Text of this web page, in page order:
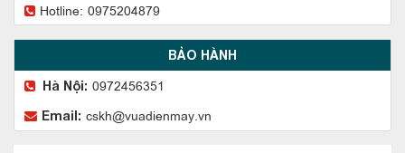
Hotline: 0975204879
BẢO HÀNH
Hà Nội: 0972456351
Email: cskh@vuadienmay.vn